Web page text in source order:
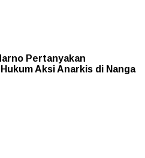
Pertanyakan
Aksi Anarkis di Nanga